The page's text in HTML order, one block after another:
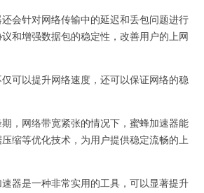
针对网络传输中的延迟和丢包问题进行
和增强数据包的稳定性，改善用户的上网
以提升网络速度，还可以保证网络的稳
网络带宽紧张的情况下，蜜蜂加速器能
缩等优化技术，为用户提供稳定流畅的上
是一种非常实用的工具，可以显著提升